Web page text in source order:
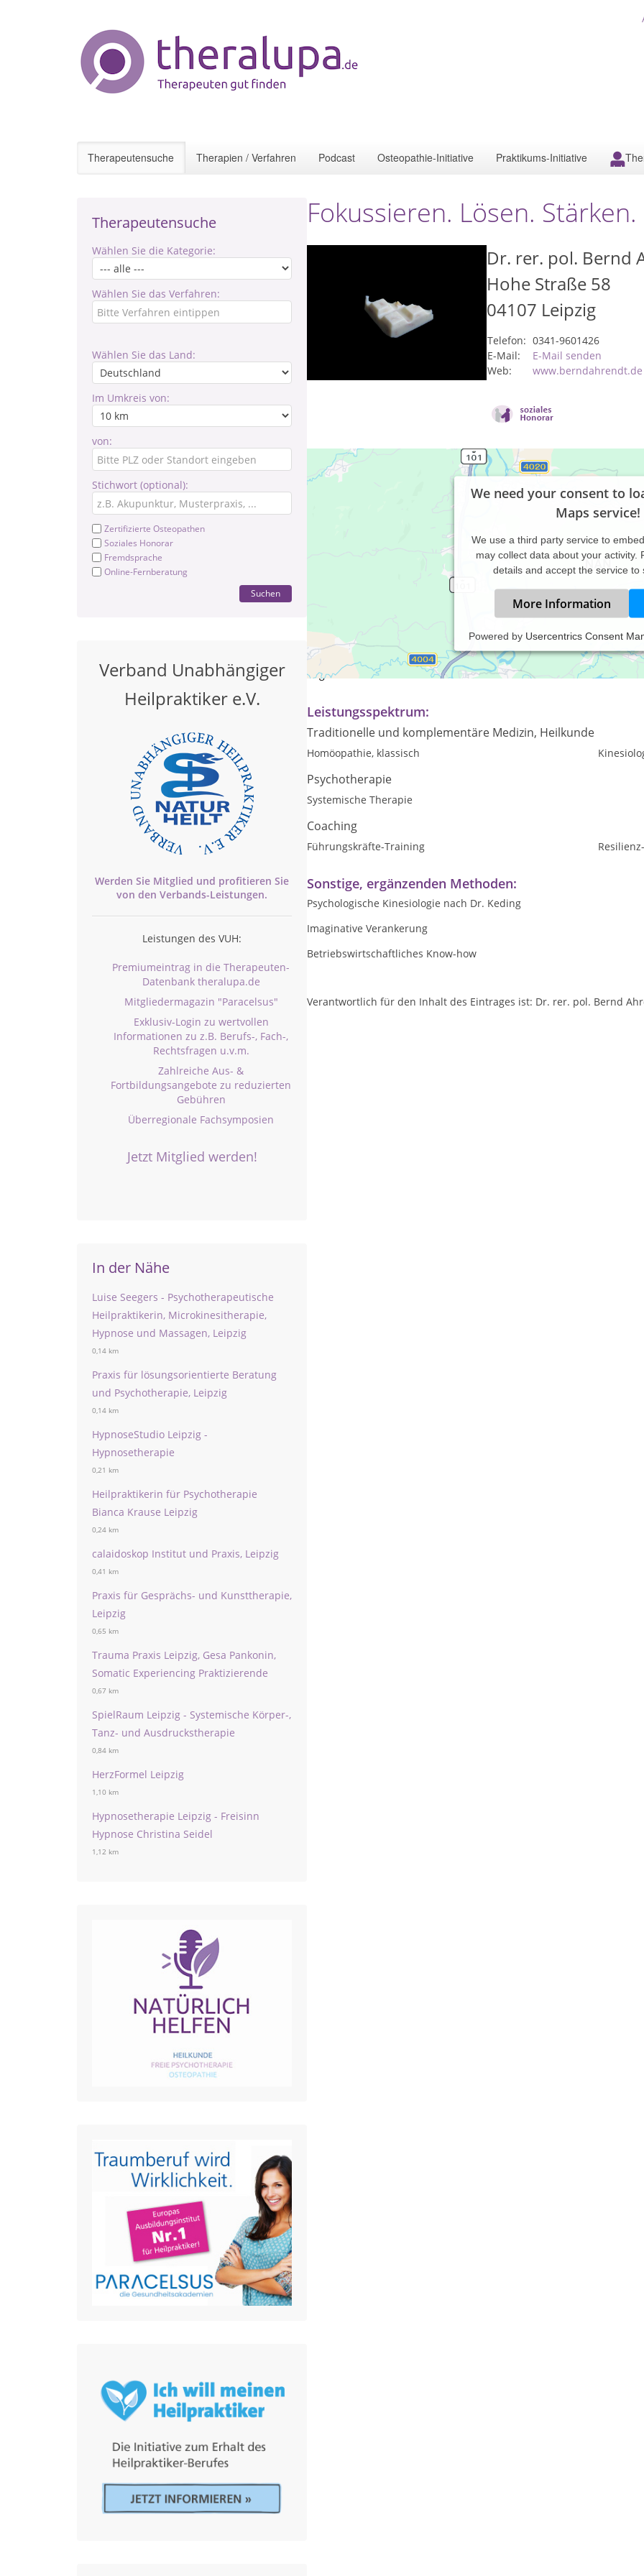
Therapeutensuche Therapien / Verfahren Podcast Osteopathie-Initiative Praktikums-Initiative
Therapeutensuche
Wählen Sie die Kategorie:
Wählen Sie das Verfahren:
Wählen Sie das Land:
Im Umkreis von:
von:
Stichwort (optional):
Zertifizierte Osteopathen
Soziales Honorar
Fremdsprache
Online-Fernberatung
Suchen
Verband Unabhängiger
Heilpraktiker e.V.
Werden Sie Mitglied und profitieren Sie
von den Verbands-Leistungen.
Leistungen des VUH:
Premiumeintrag in die Therapeuten-
Datenbank theralupa.de
Mitgliedermagazin "Paracelsus"
Exklusiv-Login zu wertvollen
Informationen zu z.B. Berufs-, Fach-,
Rechtsfragen u.v.m.
Zahlreiche Aus- &
Fortbildungsangebote zu reduzierten
Gebühren
Überregionale Fachsymposien
Jetzt Mitglied werden!
In der Nähe
Luise Seegers - Psychotherapeutische
Heilpraktikerin, Microkinesitherapie,
Hypnose und Massagen, Leipzig
0,14 km
Praxis für lösungsorientierte Beratung
und Psychotherapie, Leipzig
0,14 km
HypnoseStudio Leipzig -
Hypnosetherapie
0,21 km
Heilpraktikerin für Psychotherapie
Bianca Krause Leipzig
0,24 km
calaidoskop Institut und Praxis, Leipzig
0,41 km
Praxis für Gesprächs- und Kunsttherapie,
Leipzig
0,65 km
Trauma Praxis Leipzig, Gesa Pankonin,
Somatic Experiencing Praktizierende
0,67 km
SpielRaum Leipzig - Systemische Körper-,
Tanz- und Ausdruckstherapie
0,84 km
HerzFormel Leipzig
1,10 km
Hypnosetherapie Leipzig - Freisinn
Hypnose Christina Seidel
1,12 km
Fokussieren. Lösen.
Dr. rer. pol. Bernd
Hohe Straße 58
04107 Leipzig
Telefon: 0341-9601426
E-Mail:
E-Mail senden
Web:
www.berndahrendt.de
We need your consent to
Maps service!
We use a third party service to
may collect data about your activity.
details and accept the service to
More Information
Powered by Usercentrics Consent
Das Leben ist wie Schokolade: süß und bitter. Es ist ein ständiger
Einzigartigkeit zu leben. Das Bestmögliche aus uns herauszuholen
Organisation.
Leistungsspektrum:
Traditionelle und komplementäre Medizin, Heilkunde
Homöopathie, klassisch
Psychotherapie
Systemische Therapie
Coaching
Führungskräfte-Training
Sonstige, ergänzenden Methoden:
Psychologische Kinesiologie nach Dr. Keding
Imaginative Verankerung
Betriebswirtschaftliches Know-how
Verantwortlich für den Inhalt des Eintrages ist: Dr. rer. pol. Bernd